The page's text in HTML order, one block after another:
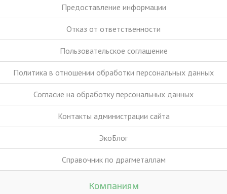
Предоставление информации
Отказ от ответственности
Пользовательское соглашение
Политика в отношении обработки персональных данных
Согласие на обработку персональных данных
Контакты администрации сайта
ЭкоБлог
Справочник по драгметаллам
Компаниям